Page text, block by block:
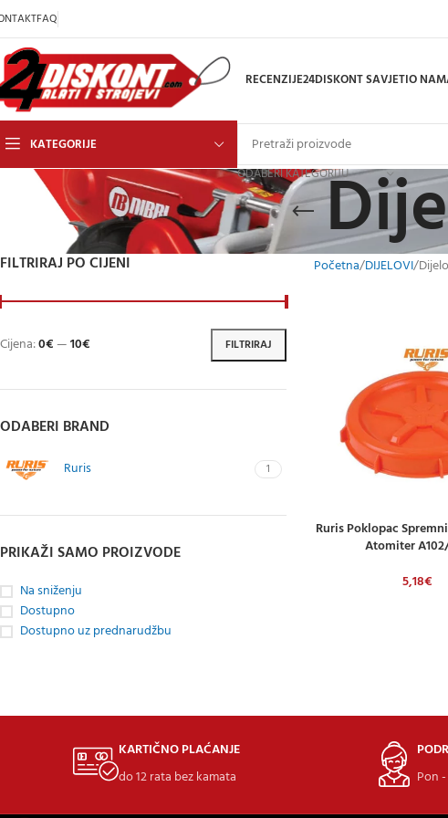
FAQ
RECENZIJE24DISKONT SAVJETIO
KATEGORIJE
ODABERI KATEGORIJU
FILTRIRAJ PO CIJENI
FILTRIRAJ
Cijena:0€—10€
ODABERI BRAND
Ruris 1
PRIKAŽI SAMO PROIZVODE
Na sniženju
Dostupno
Dostupno uz prednarudžbu
Početna DIJELOVI
DODAJ U KOŠARICU
Ruris Poklopac
Atomiter
5,18€
KARTIČNO PLAĆANJE
do 12 rata bez kamata
Pon